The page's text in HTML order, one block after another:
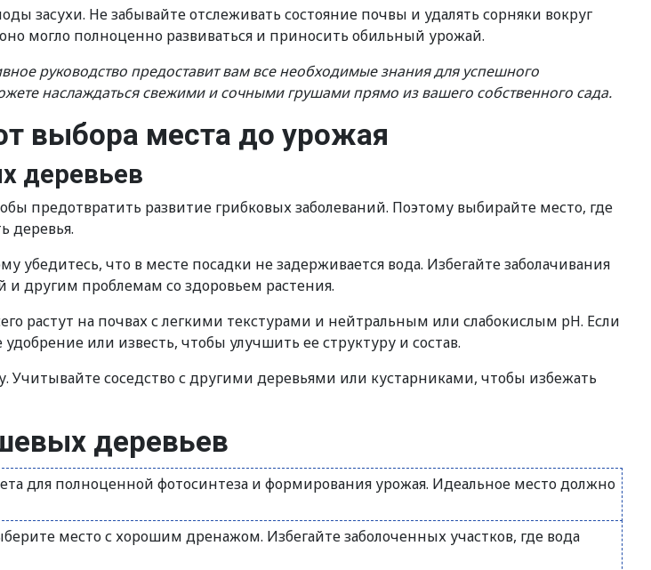
засухи. Не забывайте отслеживать состояние почвы и удалять сорняки вокруг
могло полноценно развиваться и приносить обильный урожай.
руководство предоставит вам все необходимые знания для успешного
наслаждаться свежими и сочными грушами прямо из вашего собственного сада.
выбора места до урожая
деревьев
предотвратить развитие грибковых заболеваний. Поэтому выбирайте место, где
деревья.
что в месте посадки не задерживается вода. Избегайте заболачивания
и другим проблемам со здоровьем растения.
растут на почвах с легкими текстурами и нейтральным или слабокислым pH. Если
или известь, чтобы улучшить ее структуру и состав.
Учитывайте соседство с другими деревьями или кустарниками, чтобы избежать
деревьев
для полноценной фотосинтеза и формирования урожая. Идеальное место должно
место с хорошим дренажом. Избегайте заболоченных участков, где вода